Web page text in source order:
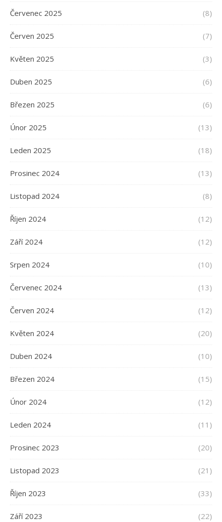
Červenec 2025 (8)
Červen 2025 (7)
Květen 2025 (3)
Duben 2025 (6)
Březen 2025 (6)
Únor 2025 (13)
Leden 2025 (18)
Prosinec 2024 (13)
Listopad 2024 (8)
Říjen 2024 (12)
Září 2024 (12)
Srpen 2024 (10)
Červenec 2024 (13)
Červen 2024 (12)
Květen 2024 (20)
Duben 2024 (10)
Březen 2024 (15)
Únor 2024 (12)
Leden 2024 (11)
Prosinec 2023 (20)
Listopad 2023 (21)
Říjen 2023 (33)
Září 2023 (22)